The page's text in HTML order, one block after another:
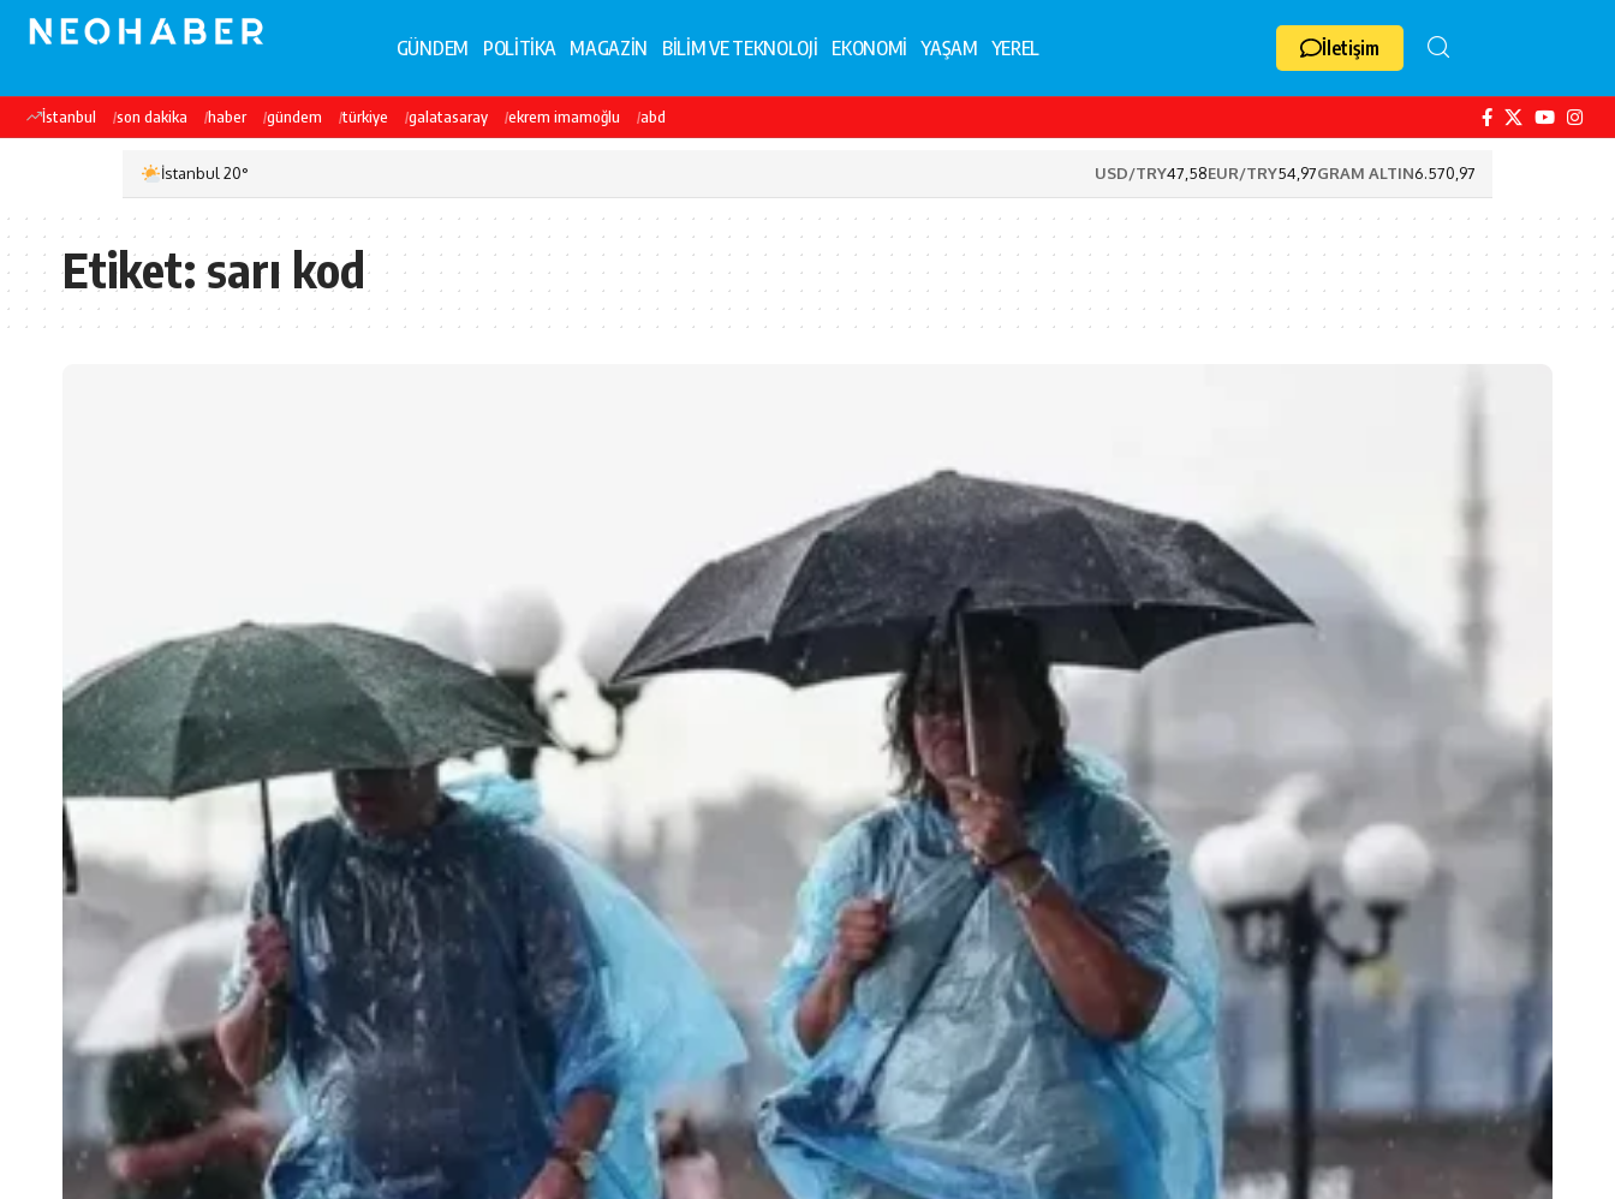
GÜNDEM POLİTİKA MAGAZİN BİLİM VE TEKNOLOJİ EKONOMİ YAŞAM YEREL İletişim
İstanbul son dakika haber gündem türkiye galatasaray ekrem imamoğlu abd
İstanbul 20° USD/TRY47,58EUR/TRY54,97GRAM ALTIN6.570,97
Etiket:sarı kod